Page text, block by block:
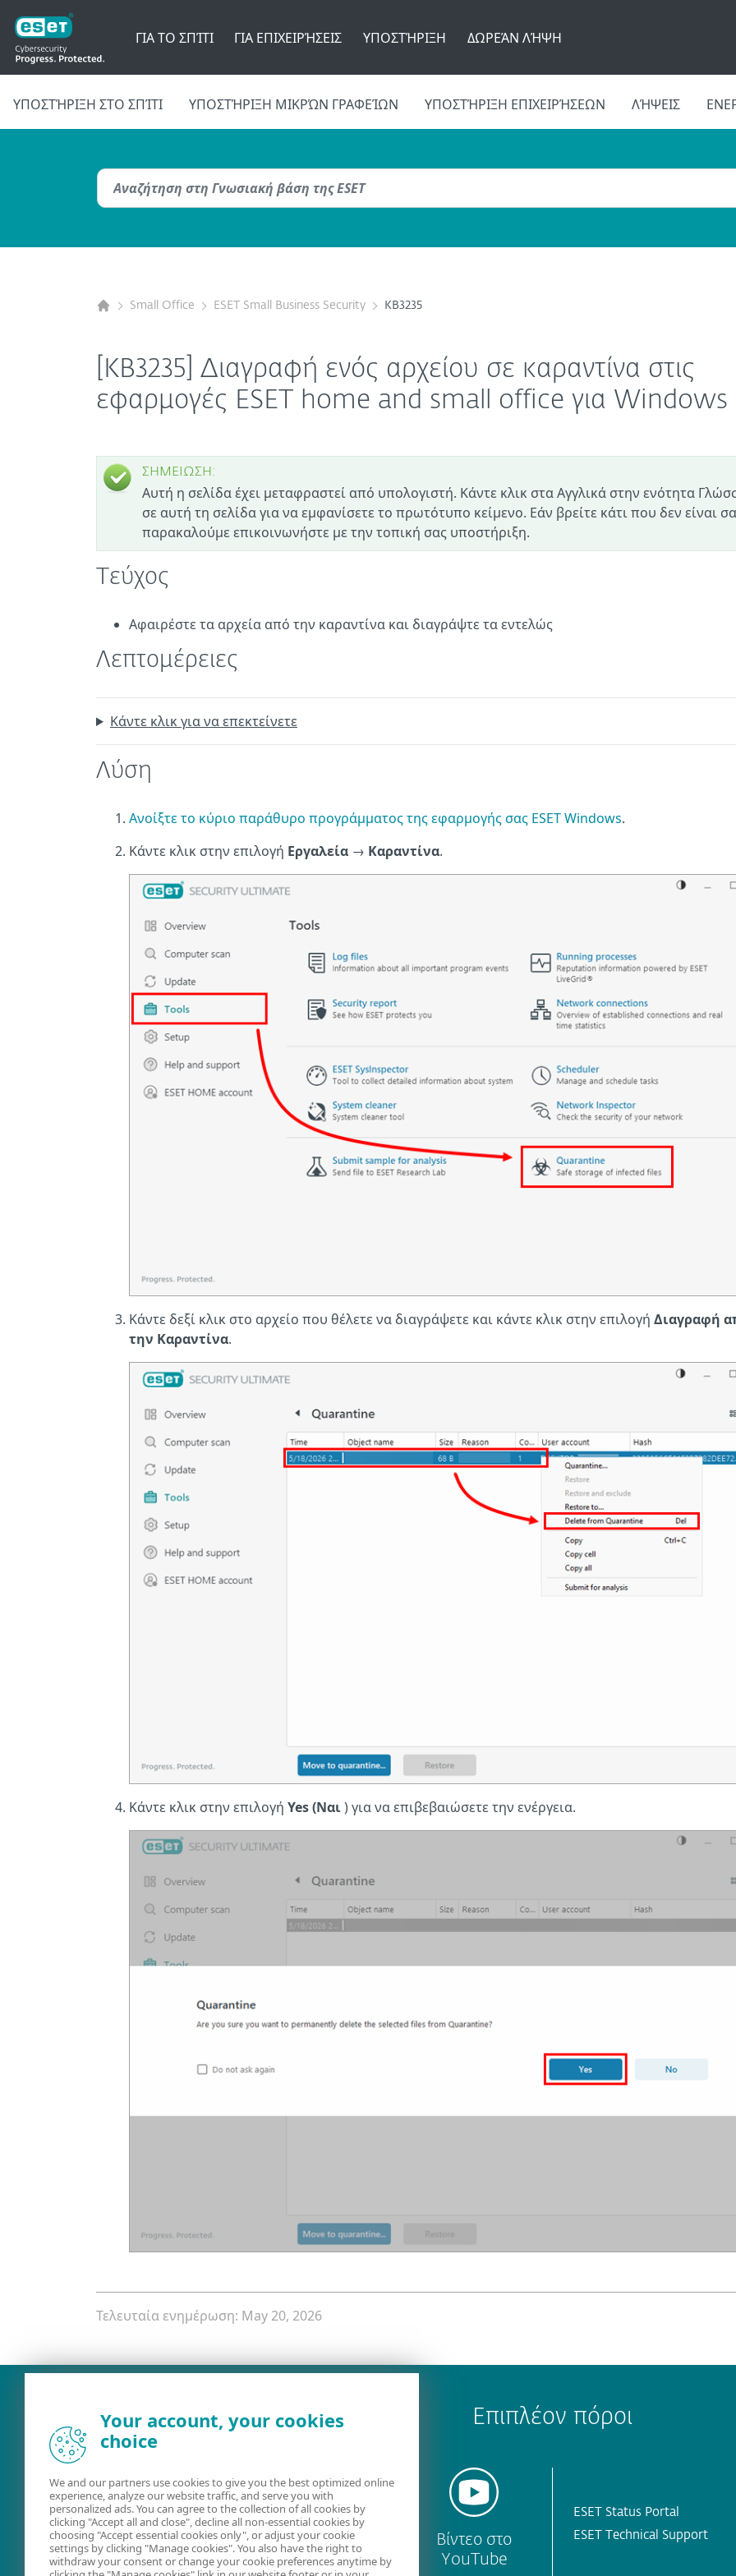
ΓΙΑ ΤΟ ΣΠΊΤΙ ΓΙΑ ΕΠΙΧΕΙΡΉΣΕΙΣ ΥΠΟΣΤΉΡΙΞΗ ΔΩΡΕΆΝ ΛΉΨΗ
ΥΠΟΣΤΉΡΙΞΗ ΣΤΟ ΣΠΊΤΙ ΥΠΟΣΤΉΡΙΞΗ ΜΙΚΡΏΝ ΓΡΑΦΕΊΩΝ ΥΠΟΣΤΉΡΙΞΗ ΕΠΙΧΕΙΡΉΣΕΩΝ ΛΉΨΕΙΣ
Small Office ESET Small Business Security KB3235
[KB3235] Διαγραφή ενός αρχείου σε καραντίνα στις
εφαρμογές ESET home and small office για Windows
ΣΗΜΕΙΩΣΗ:
Αυτή η σελίδα έχει μεταφραστεί από υπολογιστή. Κάντε κλικ στα Αγγλικά στην ενότητα
σε αυτή τη σελίδα για να εμφανίσετε το πρωτότυπο κείμενο. Εάν βρείτε κάτι που δεν είναι
παρακαλούμε επικοινωνήστε με την τοπική σας υποστήριξη.
Τεύχος
Αφαιρέστε τα αρχεία από την καραντίνα και διαγράψτε τα εντελώς
Λεπτομέρειες
Κάντε κλικ για να επεκτείνετε
Λύση
Ανοίξτε το κύριο παράθυρο προγράμματος της εφαρμογής σας ESET Windows.
Κάντε κλικ στην επιλογή Εργαλεία → Καραντίνα.
Κάντε δεξί κλικ στο αρχείο που θέλετε να διαγράψετε και κάντε κλικ στην επιλογή Διαγραφή
την Καραντίνα.
Κάντε κλικ στην επιλογή Yes (Ναι) για να επιβεβαιώσετε την ενέργεια.
Τελευταία ενημέρωση: May 20, 2026
Επιπλέον πόροι
Οδηγοί χρήστη
Ομάδα
συζήτησης ESET
Βίντεο στο
YouTube
ESET Status Portal
ESET Technical Support
Your account, your cookies
choice
We and our partners use cookies to give you the best optimized online
experience, analyze our website traffic, and serve you with
personalized ads. You can agree to the collection of all cookies by
clicking "Accept all and close", decline all non-essential cookies by
choosing "Accept essential cookies only", or adjust your cookie
settings by clicking "Manage cookies". You also have the right to
withdraw your consent or change your cookie preferences anytime by